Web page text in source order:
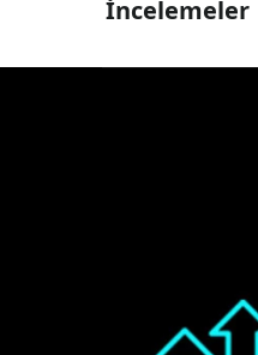
İncelemeler